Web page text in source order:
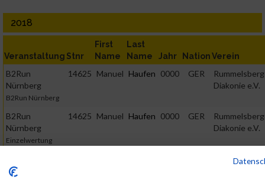
2018
Veranstaltung Stnr
First
Name
Last
Name
Jahr NationVerein
B2Run
Nürnberg
B2Run Nürnberg
14625 Manuel Haufen 0000 GER
Diakonie e.V.
B2Run
Nürnberg
Einzelwertung
14625 Manuel Haufen 0000 GER
Diakonie e.V.
B2Run